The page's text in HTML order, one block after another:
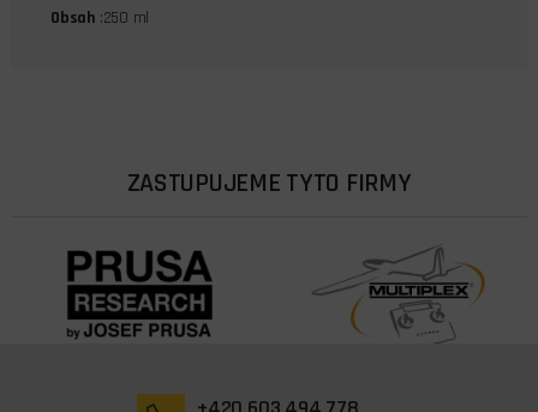
Obsah :250 ml
ZASTUPUJEME TYTO FIRMY